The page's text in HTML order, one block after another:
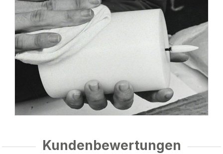
Kundenbewertungen